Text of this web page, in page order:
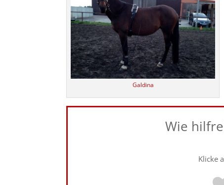
Galdina
Wie
Klicke